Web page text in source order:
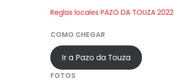
Reglas locales PAZO DA TOUZA 2022
COMO CHEGAR
Ir a Pazo da Touza
FOTOS